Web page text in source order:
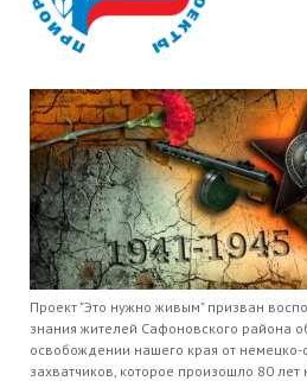
Проект "Это нужно живым" призван
знания жителей Сафоновского района
освобождении нашего края от немецко-
захватчиков, которое произошло 80 лет